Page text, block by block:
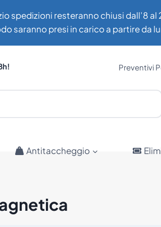
spedizioni resteranno chiusi dall’8
saranno presi in carico a partire da
Preventivi
Antitaccheggio